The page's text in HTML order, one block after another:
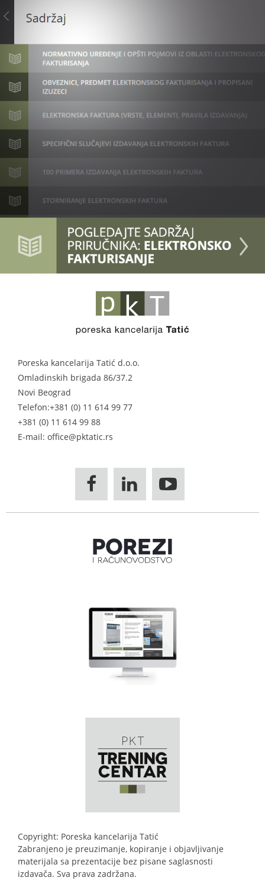
Poreska kancelarija Tatić d.o.o.
Omladinskih brigada 86/37.2
Novi Beograd
Telefon:+381 (0) 11 614 99 77
+381 (0) 11 614 99 88
E-mail: office@pktatic.rs
  
Copyright: Poreska kancelarija Tatić
Zabranjeno je preuzimanje, kopiranje i objavljivanje
materijala sa prezentacije bez pisane saglasnosti
izdavača. Sva prava zadržana.